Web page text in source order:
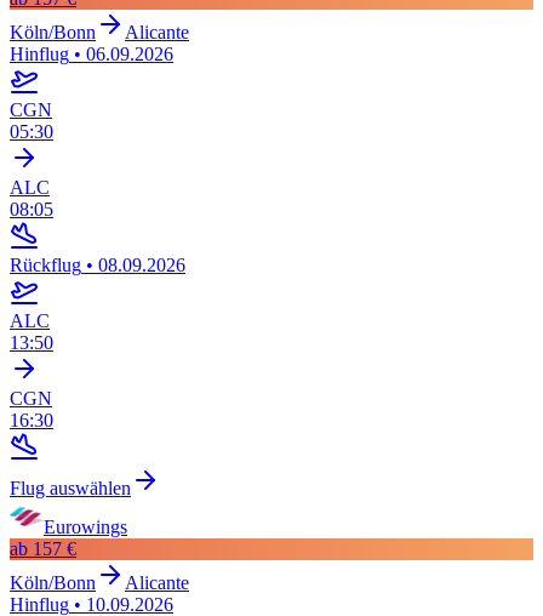
Köln/Bonn
Alicante
Hinflug • 06.09.2026
CGN
05:30
ALC
08:05
Rückflug • 08.09.2026
ALC
13:50
CGN
16:30
Flug auswählen
Eurowings
ab 157 €
Köln/Bonn
Alicante
Hinflug • 10.09.2026